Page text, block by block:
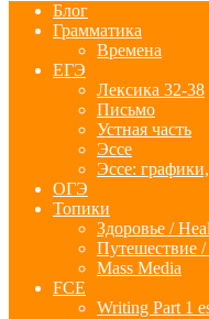
Блог
Грамматика
Времена
ЕГЭ
Лексика 32-38
Письмо
Устная часть
Эссе
Эссе:
ОГЭ
Топики
Здоровье /
Путешествие
Mass Media
FCE
Writing Part 1